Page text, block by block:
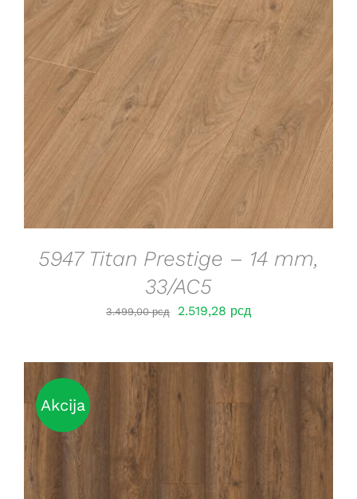
DETAILS
5947 Titan Prestige – 14 mm,
33/AC5
3.499,00рсд
Оригинална
3.499,00 рсд.
2.519,28 рсд
2.519,28 рсд.
Akcija